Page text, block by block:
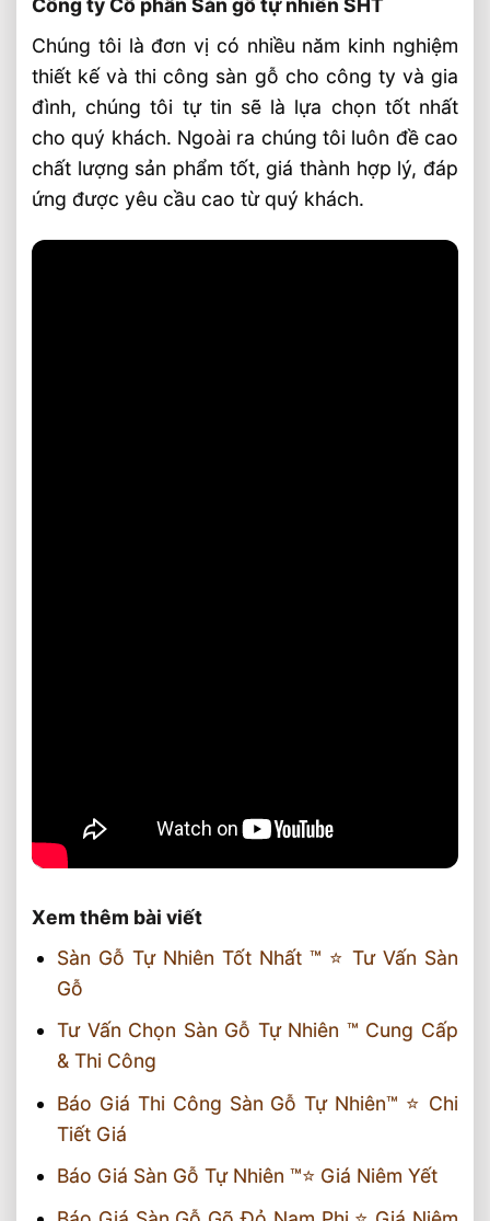
Công ty Cổ phần Sàn gỗ tự nhiên SHT
Chúng tôi là đơn vị có nhiều năm kinh nghiệm
thiết kế và thi công sàn gỗ cho công ty và gia
đình, chúng tôi tự tin sẽ là lựa chọn tốt nhất
cho quý khách. Ngoài ra chúng tôi luôn đề cao
chất lượng sản phẩm tốt, giá thành hợp lý, đáp
ứng được yêu cầu cao từ quý khách.
Xem thêm bài viết
Sàn Gỗ Tự Nhiên Tốt Nhất ™ ⭐️ Tư Vấn Sàn
Gỗ
Tư Vấn Chọn Sàn Gỗ Tự Nhiên ™ Cung Cấp
& Thi Công
Báo Giá Thi Công Sàn Gỗ Tự Nhiên™ ⭐️ Chi
Tiết Giá
Báo Giá Sàn Gỗ Tự Nhiên ™⭐️ Giá Niêm Yết